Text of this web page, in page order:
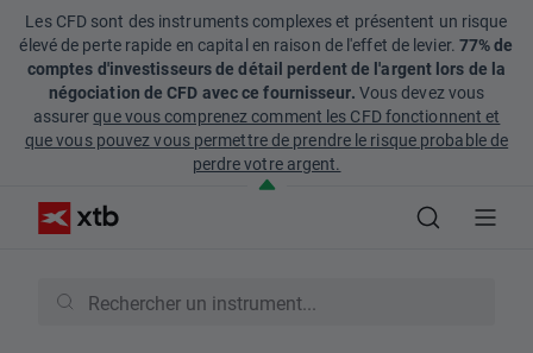
Les CFD sont des instruments complexes et présentent un risque
élevé de perte rapide en capital en raison de l'effet de levier. 77% de
comptes d'investisseurs de détail perdent de l'argent lors de la
négociation de CFD avec ce fournisseur. Vous devez vous
assurerque vous comprenez comment les CFD fonctionnent et
que vous pouvez vous permettre de prendre le risque probable de
perdre votre argent.